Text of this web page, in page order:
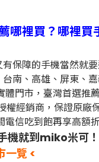
哪裡買？哪裡買
保障的手機當然就
南、高雄、屏東、
門市，臺灣首選推
權經銷商，保證原廠
信吃到飽再享高額折
機就到miko米可！
一覽 <